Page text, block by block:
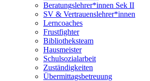
Beratungslehrer*innen Sek II
SV & Vertrauenslehrer*innen
Lerncoaches
Frustfighter
Bibliotheksteam
Hausmeister
Schulsozialarbeit
Zuständigkeiten
Übermittagsbetreuung